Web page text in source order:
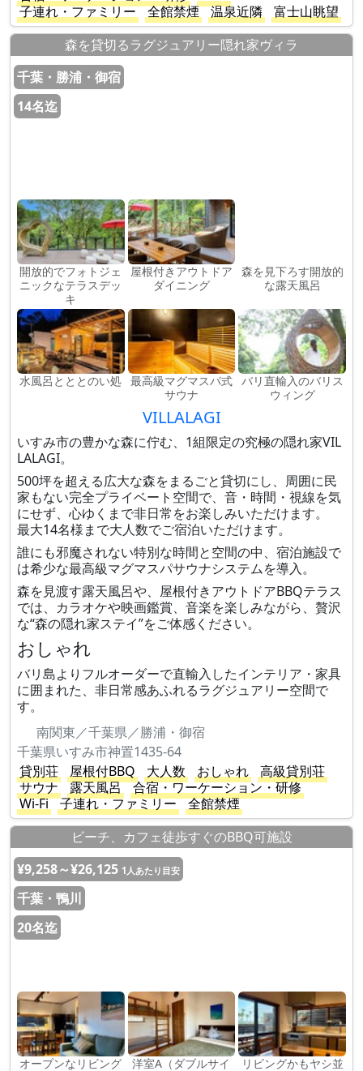
子連れ・ファミリー
全館禁煙 温泉近隣
富士山眺望
森を貸切るラグジュアリー隠れ家ヴィラ
千葉・勝浦・御宿
14名迄
開放的でフォトジェ
ニックなテラスデッ
キ
屋根付きアウトドア
ダイニング
森を見下ろす開放的
な露天風呂
水風呂とととのい処 最高級マグマスパ式
サウナ
バリ直輸入のバリス
ウィング
VILLALAGI
いすみ市の豊かな森に佇む、1組限定の究極の隠れ家VIL
LALAGI。
500坪を超える広大な森をまるごと貸切にし、周囲に民
家もない完全プライベート空間で、音・時間・視線を気
にせず、心ゆくまで非日常をお楽しみいただけます。
最大14名様まで大人数でご宿泊いただけます。
誰にも邪魔されない特別な時間と空間の中、宿泊施設で
は希少な最高級マグマスパサウナシステムを導入。
森を見渡す露天風呂や、屋根付きアウトドアBBQテラス
では、カラオケや映画鑑賞、音楽を楽しみながら、贅沢
な“森の隠れ家ステイ”をご体感ください。
おしゃれ
バリ島よりフルオーダーで直輸入したインテリア・家具
に囲まれた、非日常感あふれるラグジュアリー空間で
す。
南関東／千葉県／勝浦・御宿
千葉県いすみ市神置1435-64
貸別荘
屋根付BBQ 大人数 おしゃれ
高級貸別荘
サウナ
露天風呂
合宿・ワーケーション・研修
Wi-Fi
子連れ・ファミリー
全館禁煙
ビーチ、カフェ徒歩すぐのBBQ可施設
¥9,258～¥26,125 1人あたり目安
千葉・鴨川
20名迄
オープンなリビング
洋室A（ダブルサイ
リビングかもヤシ並